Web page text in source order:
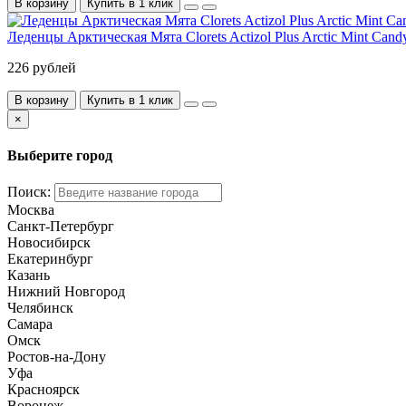
В корзину Купить в 1 клик
Леденцы Арктическая Мята Clorets Actizol Plus Arctic Mint
226 рублей
В корзину
Купить в 1 клик
×
Выберите город
Поиск:
Москва
Санкт-Петербург
Новосибирск
Екатеринбург
Казань
Нижний Новгород
Челябинск
Самара
Омск
Ростов-на-Дону
Уфа
Красноярск